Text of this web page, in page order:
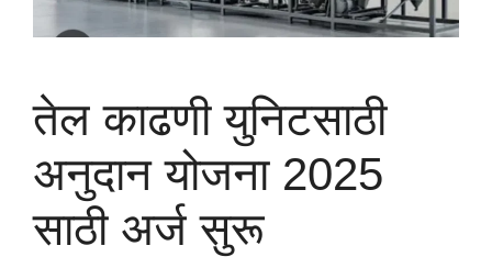
तेल काढणी युनिटसाठी
अनुदान योजना 2025
साठी अर्ज सुरू